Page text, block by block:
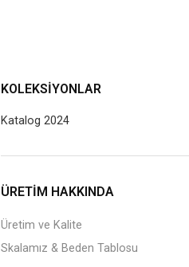
KOLEKSIYONLAR
Katalog 2024
ÜRETİM HAKKINDA
Üretim ve Kalite
Skalamız & Beden Tablosu